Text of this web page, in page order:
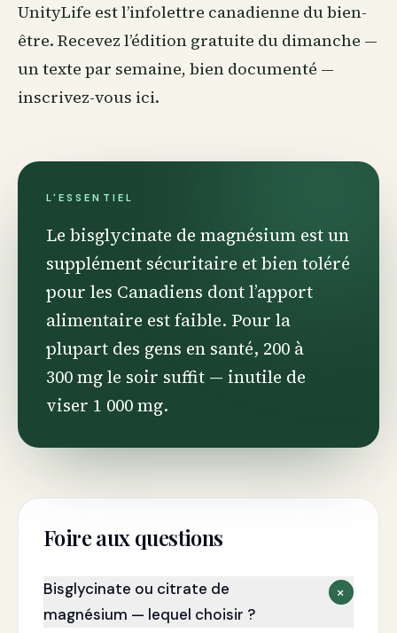
UnityLife est l’infolettre canadienne dubien-
être. Recevez l’édition gratuite du dimanche —
un texte par semaine, bien documenté —
inscrivez-vous ici.
L'ESSENTIEL
Le bisglycinate de magnésium est un
supplément sécuritaire et bien toléré
pour les Canadiens dont l’apport
alimentaire est faible. Pour la
plupart des gens en santé, 200 à
300 mg le soir suffit — inutile de
viser 1 000 mg.
Foire aux questions
Bisglycinate ou citrate de
magnésium — lequel choisir ?
+